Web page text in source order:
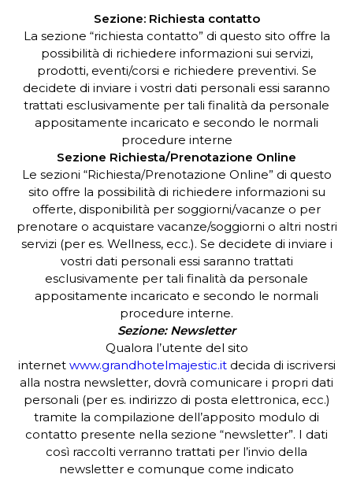
Sezione: Richiesta contatto
La sezione “richiesta contatto” di questo sito offre la
possibilità di richiedere informazioni sui servizi,
prodotti, eventi/corsi e richiedere preventivi. Se
decidete di inviare i vostri dati personali essi saranno
trattati esclusivamente per tali finalità da personale
appositamente incaricato e secondo le normali
procedure interne
Sezione Richiesta/Prenotazione Online
Le sezioni “Richiesta/Prenotazione Online” di questo
sito offre la possibilità di richiedere informazioni su
offerte, disponibilità per soggiorni/vacanze o per
prenotare o acquistare vacanze/soggiorni o altri nostri
servizi (per es. Wellness, ecc.). Se decidete di inviare i
vostri dati personali essi saranno trattati
esclusivamente per tali finalità da personale
appositamente incaricato e secondo le normali
procedure interne.
Sezione: Newsletter
Qualora l’utente del sito
internet www.grandhotelmajestic.it decida di iscriversi
alla nostra newsletter, dovrà comunicare i propri dati
personali (per es. indirizzo di posta elettronica, ecc.)
tramite la compilazione dell’apposito modulo di
contatto presente nella sezione “newsletter”. I dati
così raccolti verranno trattati per l’invio della
newsletter e comunque come indicato